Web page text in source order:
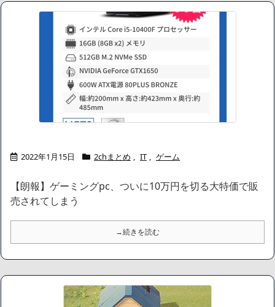
2022年1月15日 2chまとめ , IT , ゲーム
【朗報】ゲーミングpc、ついに10万円を切る大特価で販
売されてしまう
→続きを読む